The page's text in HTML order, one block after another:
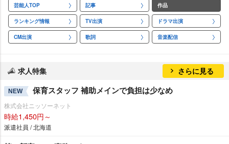
芸能人TOP 記事 作品
ランキング情報 TV出演 ドラマ出演
CM出演 歌詞 音楽配信
求人特集 さらに見る
NEW 保育スタッフ 補助メインで負担は少なめ
株式会社ニッソーネット
時給1,450円～
派遣社員 / 北海道